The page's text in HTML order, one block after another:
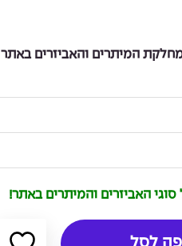
המיתרים והאביזרים באתר
סוגי האביזרים והמיתרים באתר!